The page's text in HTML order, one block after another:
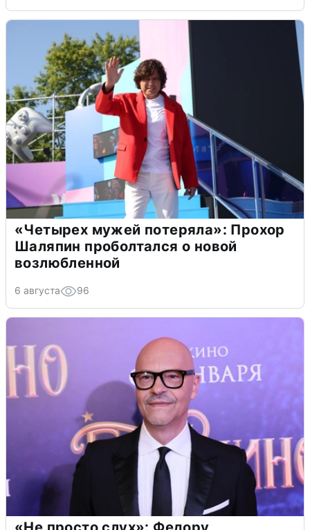
«Четырех мужей потеряла»: Прохор
Шаляпин проболтался о новой
возлюбленной
6 августа 96